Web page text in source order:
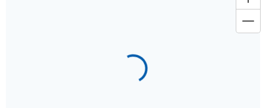
Loading...